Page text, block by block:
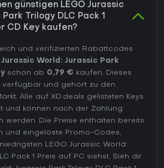
günstigen LEGO Jurassic
Trilogy DLC Pack 1
CD Key kaufen?
und verifizierten Rabattcodes
Jurassic World: Jurassic Park
schon ab 0,79 € kaufen. Dieses
verfügbar und gehört zu den
Alle auf XD.deals gelisteten Keys
und können nach der Zahlung
werden. Die Preise enthalten bereits
und eingelöste Promo-Codes,
LEGO Jurassic World:
Pack 1 Preis auf PC siehst. Sieh dir